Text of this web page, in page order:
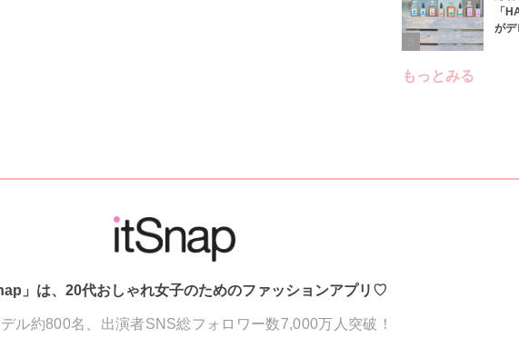
「
がデ
もっとみる
」は、20代おしゃれ女子のためのファッションアプリ♡
ル約800名、出演者SNS総フォロワー数7,000万人突破！